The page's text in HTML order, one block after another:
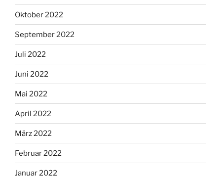
Oktober 2022
September 2022
Juli 2022
Juni 2022
Mai 2022
April 2022
März 2022
Februar 2022
Januar 2022